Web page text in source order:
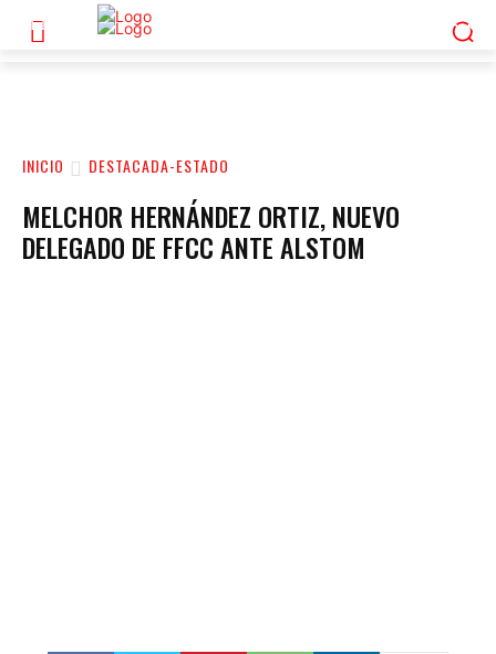
INICIO DESTACADA-ESTADO
MELCHOR HERNÁNDEZ ORTIZ, NUEVO
DELEGADO DE FFCC ANTE ALSTOM